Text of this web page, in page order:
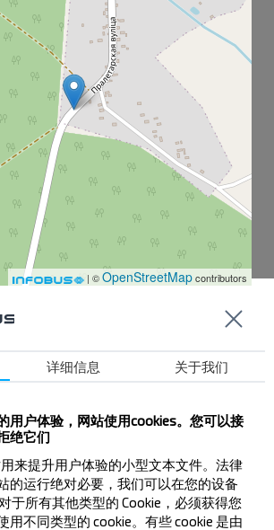
| ©OpenStreetMapcontributors
详细信息 关于我们
用户体验，网站使用cookies。您可以接
绝它们
来提升用户体验的小型文本文件。法律
的运行绝对必要，我们可以在您的设备
于所有其他类型的 Cookie，必须获得您
用不同类型的 cookie。有些 cookie 是由